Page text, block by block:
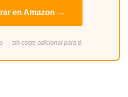
en Amazon →
— sin coste adicional para ti.